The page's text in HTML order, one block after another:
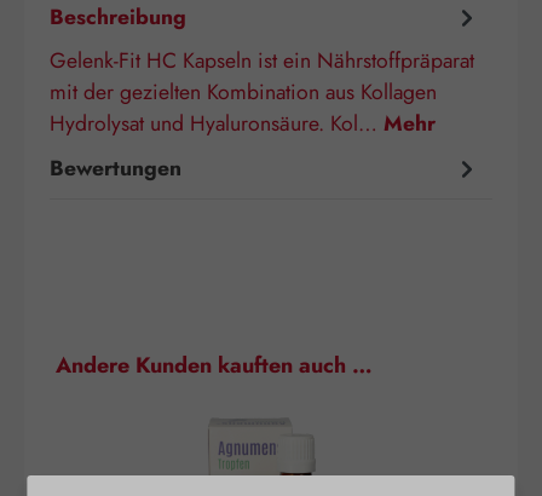
Beschreibung
Gelenk-Fit HC Kapseln ist ein Nährstoffpräparat
mit der gezielten Kombination aus Kollagen
Hydrolysat und Hyaluronsäure. Kol… Mehr
Bewertungen
Produktgalerie überspringen
Andere Kunden kauften auch …